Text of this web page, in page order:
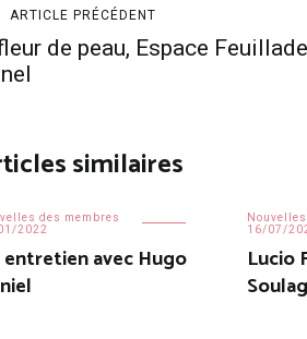
ARTICLE PRÉCÉDENT
de peau, Espace
similaires
des membres
2022
entretien avec Hugo
16/07/
Lucio